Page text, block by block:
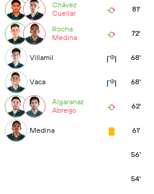
Chávez
Cuellar
81'
Rocha
Medina
72'
Villamil 68'
Vaca 68'
Algaranaz
Abrego
62'
Medina 61'
56'
54'